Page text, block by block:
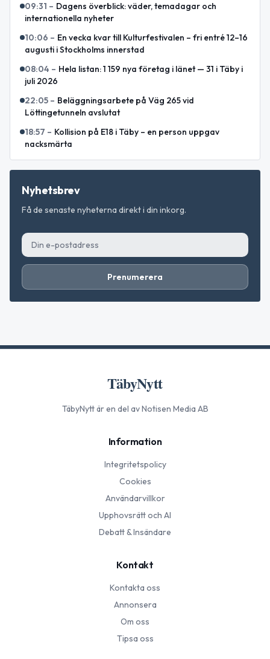
09:31 – Dagens överblick: väder, temadagar och
internationella nyheter
10:06 – En vecka kvar till Kulturfestivalen – fri entré 12–16
augusti i Stockholms innerstad
08:04 – Hela listan: 1 159 nya företag i länet — 31 i Täby i
juli 2026
22:05 – Beläggningsarbete på Väg 265 vid
Löttingetunneln avslutat
18:57 – Kollision på E18 i Täby – en person uppgav
nacksmärta
Nyhetsbrev
Få de senaste nyheterna direkt i din inkorg.
Prenumerera
TäbyNytt
TäbyNyttär en del av Notisen Media AB
Information
Integritetspolicy
Cookies
Användarvillkor
Upphovsrätt och AI
Debatt & Insändare
Kontakt
Kontakta oss
Annonsera
Om oss
Tipsa oss